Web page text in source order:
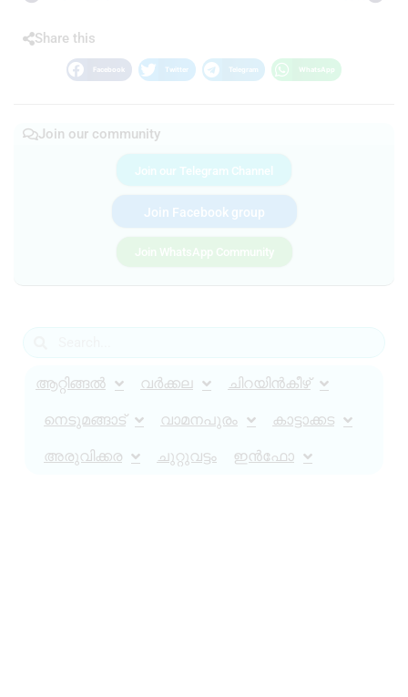
Share this
Facebook Twitter Telegram WhatsApp
Join our community
Join our Telegram Channel
Join Facebook group
Join WhatsApp Community
ആറ്റിങ്ങൽ വർക്കല ചിറയിൻകീഴ്
നെടുമങ്ങാട് വാമനപുരം കാട്ടാക്കട
അരുവിക്കര ചുറ്റുവട്ടം ഇൻഫോ